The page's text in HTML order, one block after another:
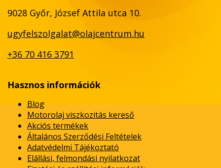
9028 Győr, József Attila utca 10.
ugyfelszolgalat@olajcentrum.hu
+36 70 416 3791
Hasznos információk
Blog
Motorolaj viszkozitás kereső
Akciós termékek
Általános Szerződési Feltételek
Adatvédelmi Tájékoztató
Elállási, felmondási nyilatkozat